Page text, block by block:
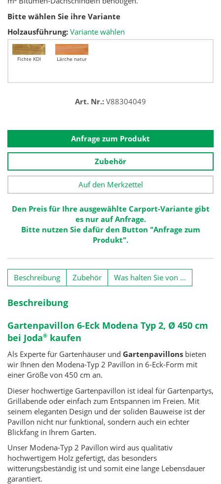
Bitte wählen Sie ihre Variante
Holzausführung: Variante wählen
Fichte KDI Lärche natur
Art. Nr.: V88304049
Anfrage zum Produkt
Zubehör
Auf den Merkzettel
Den Preis für Ihre ausgewählte Carport-Variante gibt
es nur auf Anfrage.
Bitte nutzen Sie dafür den Button "Anfrage zum
Produkt".
Beschreibung Zubehör Was halten Sie von ...
Beschreibung
Gartenpavillon 6-Eck Modena Typ 2, Ø 450 cm
bei Joda® kaufen
Als Experte für Gartenhäuser und Gartenpavillons bieten
wir Ihnen den Modena-Typ 2 Pavillon in 6-Eck-Form mit
einer Größe von 450 cm an.
Dieser hochwertige Gartenpavillon ist ideal für Gartenpartys,
Grillabende oder einfach zum Entspannen im Freien. Mit
seinem eleganten Design und der soliden Bauweise ist der
Pavillon nicht nur funktional, sondern auch ein echter
Blickfang in Ihrem Garten.
Unser Modena-Typ 2 Pavillon wird aus qualitativ
hochwertigem Holz gefertigt, das besonders
witterungsbeständig ist und somit eine lange Lebensdauer
garantiert.